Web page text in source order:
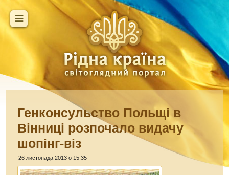
Генконсульство Польщі в
Вінниці розпочало видачу
шопінг-віз
26 листопада 2013 о 15:35